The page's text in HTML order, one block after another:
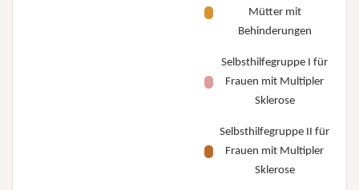
Mütter mit
Behinderungen
Selbsthilfegruppe I für
Frauen mit Multipler
Sklerose
Selbsthilfegruppe II für
Frauen mit Multipler
Sklerose